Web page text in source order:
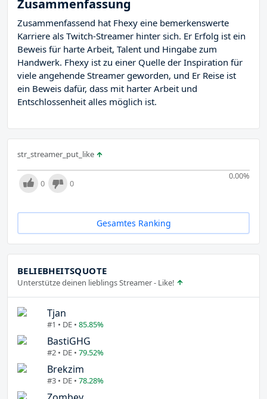
Zusammenfassung
Zusammenfassend hat Fhexy eine bemerkenswerte
Karriere als Twitch-Streamer hinter sich. Er Erfolg ist ein
Beweis für harte Arbeit, Talent und Hingabe zum
Handwerk. Fhexy ist zu einer Quelle der Inspiration für
viele angehende Streamer geworden, und Er Reise ist
ein Beweis dafür, dass mit harter Arbeit und
Entschlossenheit alles möglich ist.
str_streamer_put_like
0.00%
0 0
Gesamtes Ranking
BELIEBHEITSQUOTE
Unterstütze deinen lieblings Streamer - Like!
Tjan
#1 • DE • 85.85%
BastiGHG
#2 • DE • 79.52%
Brekzim
#3 • DE • 78.28%